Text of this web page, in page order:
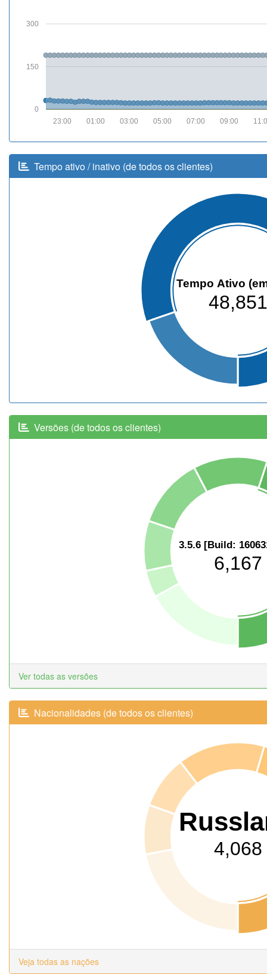
0
150
300
09:00
07:00
05:00
03:00
01:00
23:00
Tempo ativo / inativo (de todos os clientes)
Tempo Ativo
48,851
Versões (de todos os clientes)
3.5.6 [Build:
6,167
Ver todas as versões
Nacionalidades (de todos os clientes)
4,068
Veja todas as nações